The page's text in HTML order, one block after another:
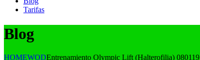
Tarifas
Blog
HOMEWODEntrenamiento Olympic Lift (Halterofilia) 080119